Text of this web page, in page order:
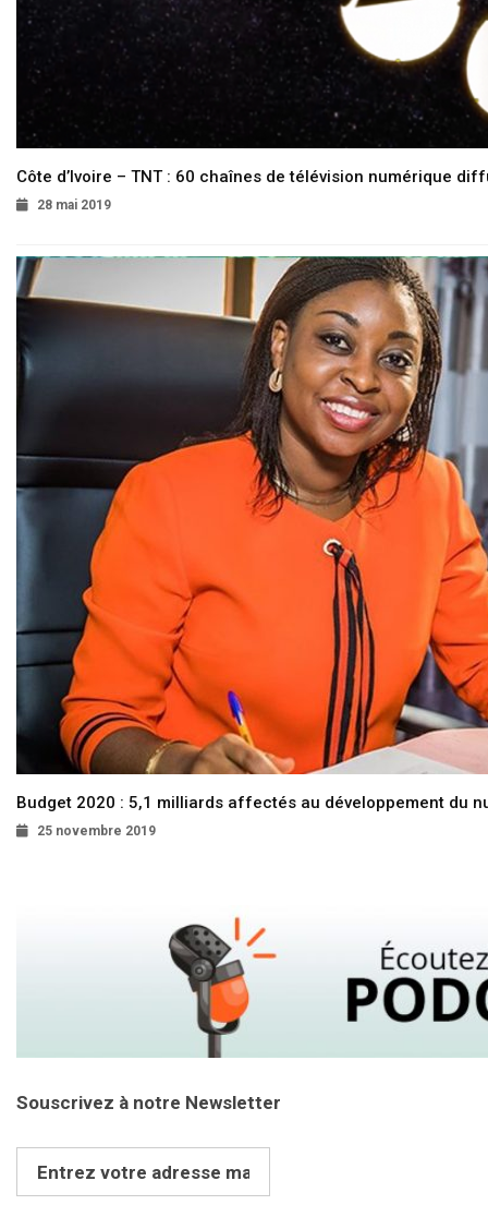
Côte d’Ivoire – TNT : 60 chaînes de télévision numérique
28 mai 2019
Budget 2020 : 5,1 milliards affectés au développement du
25 novembre 2019
Souscrivez à notre Newsletter